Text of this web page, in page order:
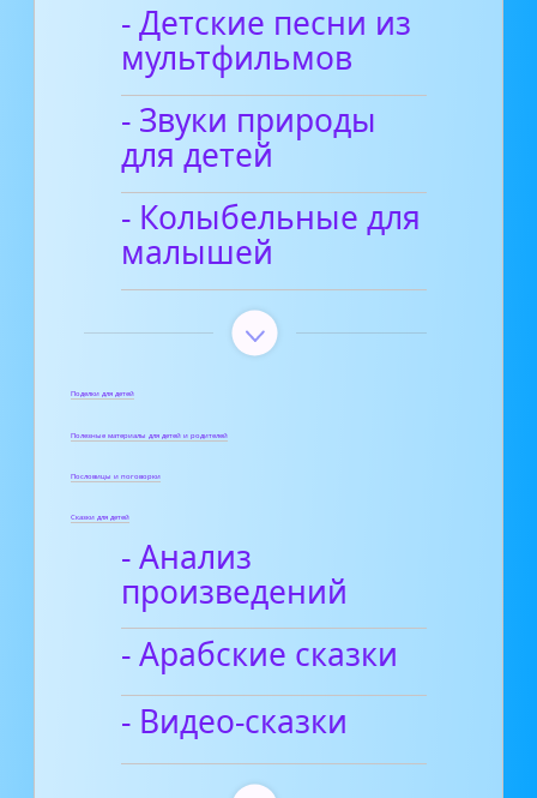
- Детские песни из
мультфильмов
- Звуки природы
для детей
- Колыбельные для
малышей
Поделки для детей
Полезные материалы для детей и родителей
Пословицы и поговорки
Сказки для детей
- Анализ
произведений
- Арабские сказки
- Видео-сказки